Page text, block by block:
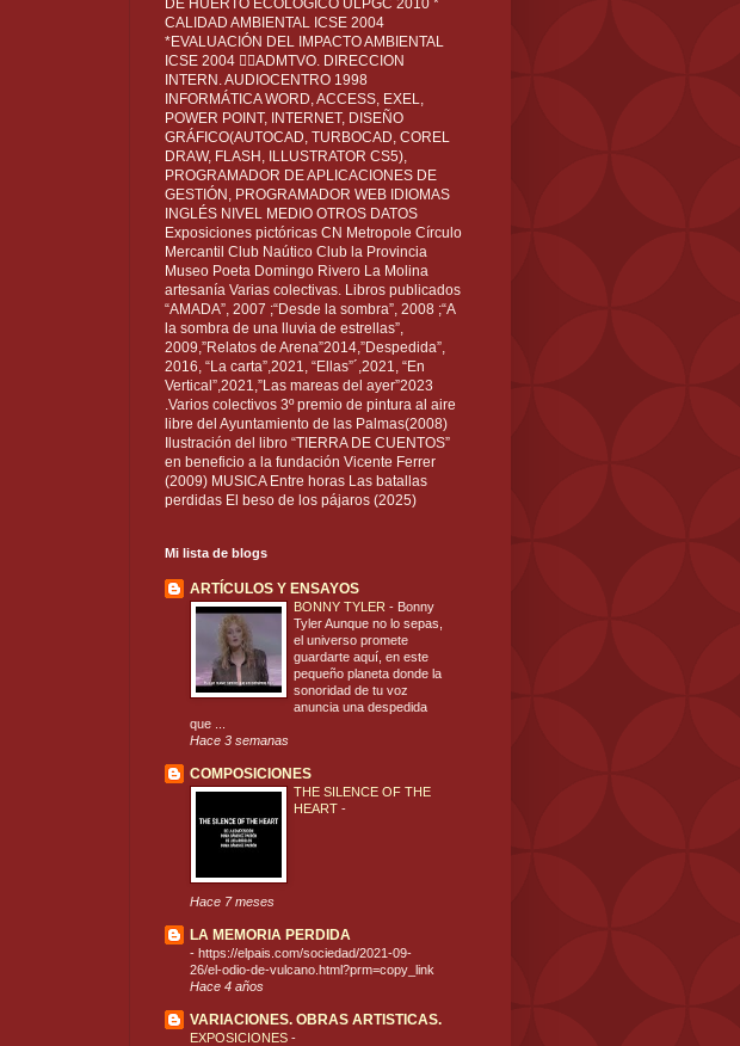
DE HUERTO ECOLÓGICO ULPGC 2010 *
CALIDAD AMBIENTAL ICSE 2004
*EVALUACIÓN DEL IMPACTO AMBIENTAL
ICSE 2004 ADMTVO. DIRECCION
INTERN. AUDIOCENTRO 1998
INFORMÁTICA WORD, ACCESS, EXEL,
POWER POINT, INTERNET, DISEÑO
GRÁFICO(AUTOCAD, TURBOCAD, COREL
DRAW, FLASH, ILLUSTRATOR CS5),
PROGRAMADOR DE APLICACIONES DE
GESTIÓN, PROGRAMADOR WEB IDIOMAS
INGLÉS NIVEL MEDIO OTROS DATOS
Exposiciones pictóricas CN Metropole Círculo
Mercantil Club Naútico Club la Provincia
Museo Poeta Domingo Rivero La Molina
artesanía Varias colectivas. Libros publicados
“AMADA”, 2007 ;“Desde la sombra”, 2008 ;“A
la sombra de una lluvia de estrellas”,
2009,”Relatos de Arena”2014,”Despedida”,
2016, “La carta”,2021, “Ellas”´,2021, “En
Vertical”,2021,”Las mareas del ayer”2023
.Varios colectivos 3º premio de pintura al aire
libre del Ayuntamiento de las Palmas(2008)
Ilustración del libro “TIERRA DE CUENTOS”
en beneficio a la fundación Vicente Ferrer
(2009) MUSICA Entre horas Las batallas
perdidas El beso de los pájaros (2025)
Mi lista de blogs
ARTÍCULOS Y ENSAYOS
BONNY TYLER - Bonny
Tyler Aunque no lo sepas,
el universo promete
guardarte aquí, en este
pequeño planeta donde la
sonoridad de tu voz
anuncia una despedida
que ...
Hace 3 semanas
COMPOSICIONES
THE SILENCE OF THE
HEART -
Hace 7 meses
LA MEMORIA PERDIDA
- https://elpais.com/sociedad/2021-09-
26/el-odio-de-vulcano.html?prm=copy_link
Hace 4 años
VARIACIONES. OBRAS ARTISTICAS.
EXPOSICIONES -